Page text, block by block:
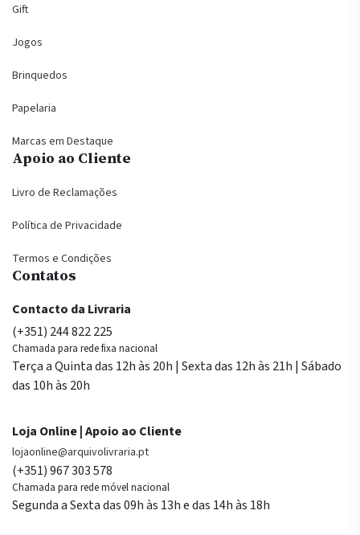
Gift
Jogos
Brinquedos
Papelaria
Marcas em Destaque
Apoio ao Cliente
Livro de Reclamações
Política de Privacidade
Termos e Condições
Contatos
Contacto da Livraria
(+351) 244 822 225
Chamada para rede fixa nacional
Terça a Quinta das 12h às 20h | Sexta das 12h às 21h | Sábado
das 10h às 20h
Loja Online | Apoio ao Cliente
lojaonline@arquivolivraria.pt
(+351) 967 303 578
Chamada para rede móvel nacional
Segunda a Sexta das 09h às 13h e das 14h às 18h